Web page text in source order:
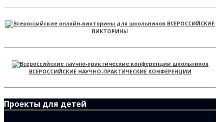
ВСЕРОССИЙСКИЕ
ВИКТОРИНЫ
ВСЕРОССИЙСКИЕ НАУЧНО-ПРАКТИЧЕСКИЕ КОНФЕРЕНЦИИ
Проекты для детей